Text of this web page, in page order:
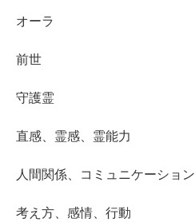
オーラ
前世
守護霊
直感、霊感、霊能力
人間関係、コミュニケーション
考え方、感情、行動